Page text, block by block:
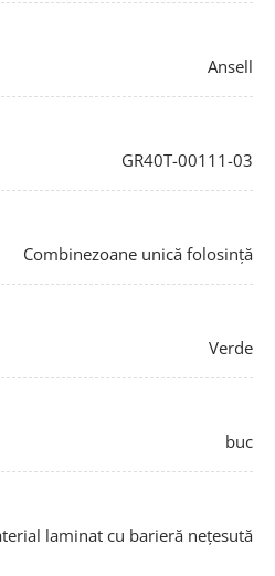
Ansell
GR40T-00111-03
Combinezoane unică folosință
Verde
buc
laminat cu barieră nețesută